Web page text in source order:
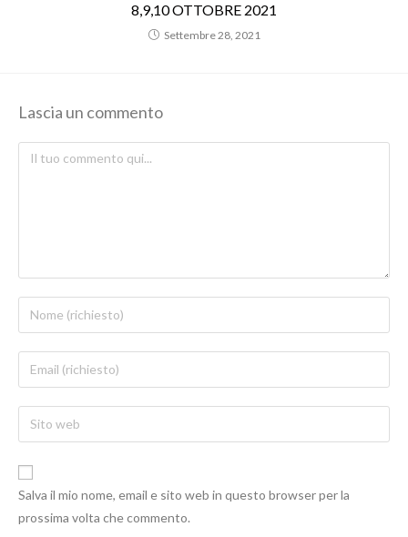
8,9,10 OTTOBRE 2021
Settembre 28, 2021
Lascia un commento
Salva il mio nome, email e sito web in questo browser per la
prossima volta che commento.